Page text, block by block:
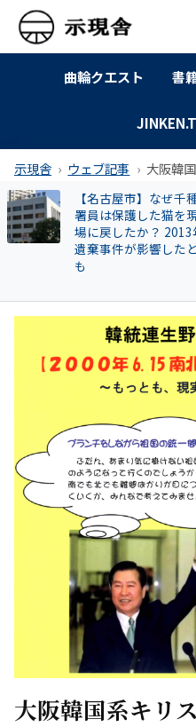
曲輪クエスト 書
示現舎 ウェブ記事 大阪韓
【和歌山市長選】尾
候補の会社 コスモ加
の所有地に太陽光発
所が建設予定？市長当
選なら利益相反か
大阪韓国系キリ